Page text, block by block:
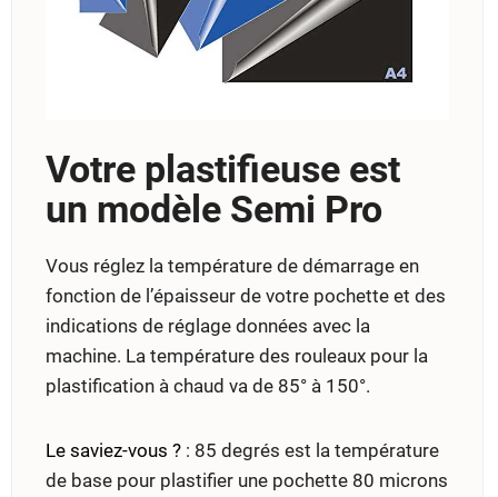
Votre plastifieuse est
un modèle Semi Pro
Vous réglez la température de démarrage en
fonction de l’épaisseur de votre pochette et des
indications de réglage données avec la
machine. La température des rouleaux pour la
plastification à chaud va de 85° à 150°.
Le saviez-vous ? : 85 degrés est la température
de base pour plastifier une pochette 80 microns